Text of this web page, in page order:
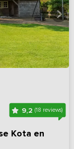
9,2(18 reviews)
Kota en